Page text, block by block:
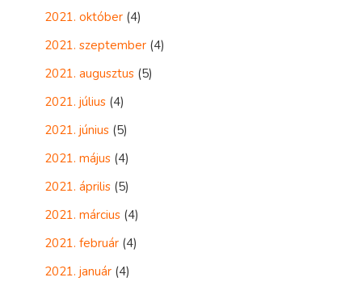
2021. október (4)
2021. szeptember (4)
2021. augusztus (5)
2021. július (4)
2021. június (5)
2021. május (4)
2021. április (5)
2021. március (4)
2021. február (4)
2021. január (4)